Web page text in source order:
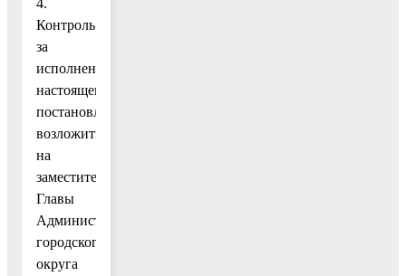
Контроль
за
исполнением
настоящего
постановления
возложить
на
заместителя
Главы
Администрации
городского
округа